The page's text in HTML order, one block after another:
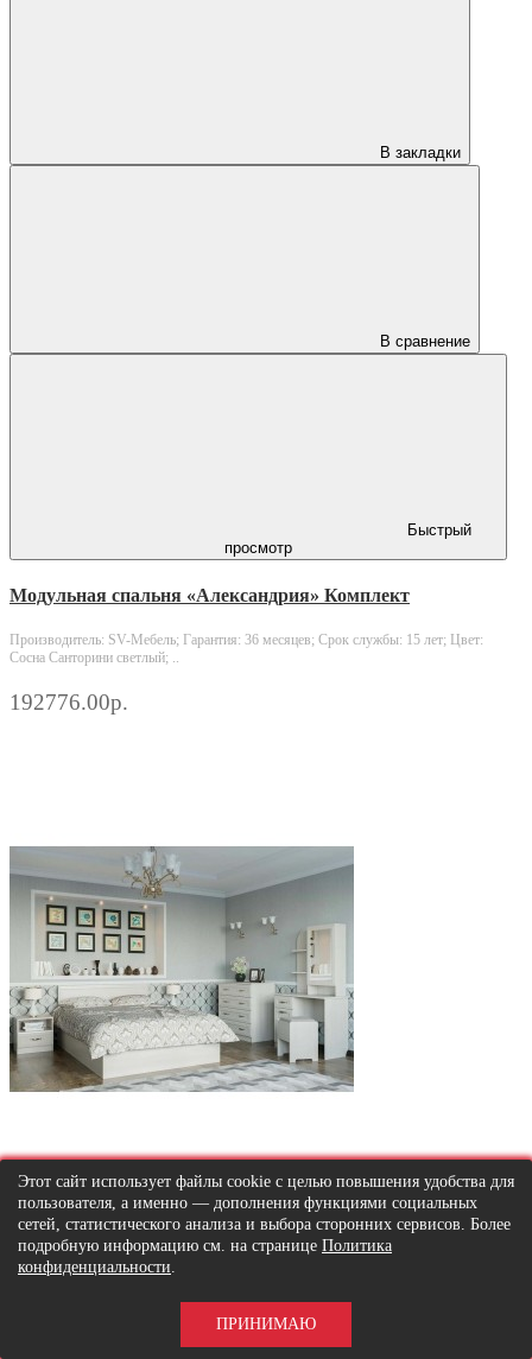
В закладки
В сравнение
Быстрый
просмотр
Модульная спальня «Александрия» Комплект
Производитель: SV-Мебель; Гарантия: 36 месяцев; Срок службы: 15 лет; Цвет:
Сосна Санторини светлый; ..
192776.00р.
Этот сайт использует файлы cookie с целью повышения удобства для
пользователя, а именно — дополнения функциями социальных
сетей, статистического анализа и выбора сторонних сервисов. Более
подробную информацию см. на странице Политика
конфиденциальности.
ПРИНИМАЮ